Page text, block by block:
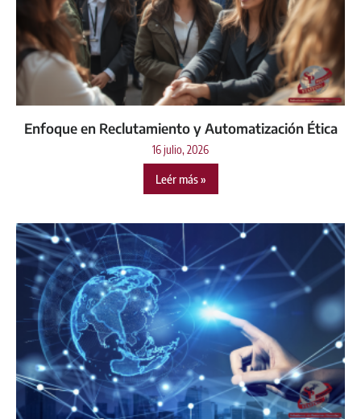
Enfoque en Reclutamiento y Automatización Ética
16 julio, 2026
Leér más »